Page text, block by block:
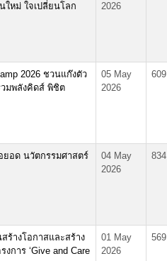
ใหม่ ใจเปลี่ยนโลก
2026
2026 ชวนแก๊งตัว
มพลังคิดส์ พิชิต
05 May
2026
609
อด นวัตกรรมศาสตร์
04 May
2026
834
ร้างโอกาสและสร้าง
การ ‘Give and Care
01 May
2026
569